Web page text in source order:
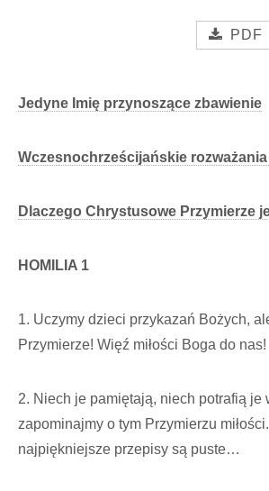
PDF
Jedyne Imię przynoszące zbawienie
Wczesnochrześcijańskie
Dlaczego Chrystusowe Przymierze
HOMILIA 1
1. Uczymy dzieci przykazań Bożych,
Przymierze! Więź miłości Boga do nas!
2. Niech je pamiętają, niech potrafią je
zapominajmy o tym Przymierzu
najpiękniejsze przepisy są puste…